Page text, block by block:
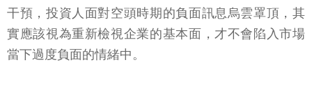
干預，投資人面對空頭時期的負面訊息烏雲罩頂，其
實應該視為重新檢視企業的基本面，才不會陷入市場
當下過度負面的情緒中。